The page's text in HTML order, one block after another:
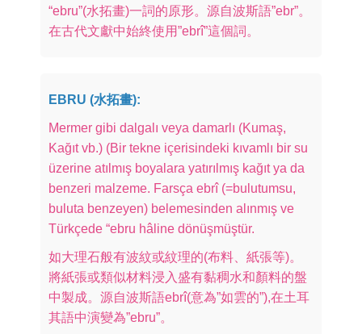
“ebru”(水拓畫)一詞的原形。源自波斯語”ebr”。
在古代文獻中始終使用”ebrî”這個詞。
EBRU (水拓畫):
Mermer gibi dalgalı veya damarlı (Kumaş,
Kağıt vb.) (Bir tekne içerisindeki kıvamlı bir su
üzerine atılmış boyalara yatırılmış kağıt ya da
benzeri malzeme. Farsça ebrî (=bulutumsu,
buluta benzeyen) belemesinden alınmış ve
Türkçede “ebru hâline dönüşmüştür.
如大理石般有波紋或紋理的(布料、紙張等)。
將紙張或類似材料浸入盛有黏稠水和顏料的盤
中製成。源自波斯語ebrî(意為”如雲的”),在土耳
其語中演變為”ebru”。